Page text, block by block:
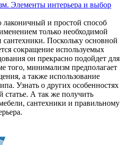
Элементы интерьера и выбор
и простой способ
только необходимой
Поскольку основной
сокращение используемых
он прекрасно подойдет для
того, минимализм предполагает
а также использование
Узнать о других особенностях
статье. А так же получить
сантехники и правильному